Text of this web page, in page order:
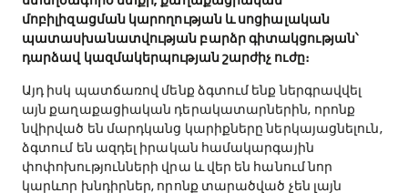
մոբիլիզացման կարողության և սոցիալական
պատասխանատվության բարձր գիտակցության՝
դարձավ կազմակերպության շարժիչ ուժը։
Այդ իսկ պատճառով մենք ձգտում ենք ներգրավվել
այն քաղաքացիական դերակատարներին, որոնք
նվիրված են մարդկանց կարիքները ներկայացնելուն,
ձգտում են ազդել իրական համակարգային
փոփոխությունների վրա և վեր են հանում նոր
կարևոր խնդիրներ, որոնք տարածված չեն լայն